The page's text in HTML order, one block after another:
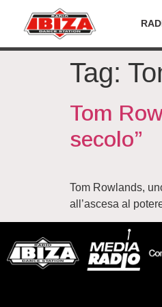
Tag:
Tom
secolo”
Tom Rowlands,
all’ascesa al